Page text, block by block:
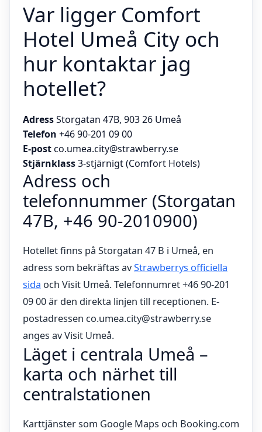
Var ligger Comfort
Hotel Umeå City och
hur kontaktar jag
hotellet?
AdressStorgatan 47B, 903 26 Umeå
Telefon +46 90-201 09 00
E-postco.umea.city@strawberry.se
Stjärnklass3-stjärnigt (Comfort Hotels)
Adress och
telefonnummer (Storgatan
47B, +46 90-2010900)
Hotellet finns på Storgatan 47 B i Umeå, en
adress som bekräftas avStrawberrys officiella
sida och Visit Umeå. Telefonnumret +46 90-201
09 00 är den direkta linjen till receptionen. E-
postadressen co.umea.city@strawberry.se
anges av Visit Umeå.
Läget i centrala Umeå –
karta och närhet till
centralstationen
Karttjänster som Google Maps och Booking.com